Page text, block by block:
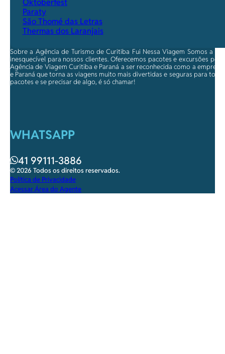
Paraty
São Thomé das Letras
Thermas dos Laranjais
Sobre a Agência de Turismo de Curitiba Fui Nessa Viagem Somos a
inesquecível para nossos clientes. Oferecemos pacotes e excursões
Agência de Viagem Curitiba e Paraná a ser reconhecida como a
e Paraná que torna as viagens muito mais divertidas e seguras para
pacotes e se precisar de algo, é só chamar!
WHATSAPP
41 99111-3886
© 2026 Todos os direitos reservados.
Política de Privacidade
Acessar Área do Agente